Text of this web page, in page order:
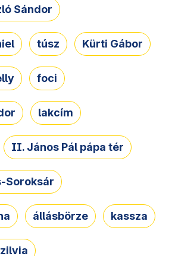
Sándor
túsz Kürti Gábor
foci
lakcím
II. János Pál pápa tér
Soroksár
állásbörze kassza